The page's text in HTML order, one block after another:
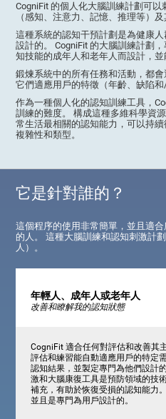
CogniFit 的個人化大腦訓練計劃可
（感知、注意力、記憶、推理等）及
這種系統的認知干預計劃是為健康
設計的。 CogniFit 的大腦訓練計劃
知技能的成年人和老年人而設計，
鍛煉系統中的所有任務和活動，都會
它們適應用戶的特徵（年齡、缺陷和
作為一種個人化的認知訓練工具，
訓練的難度。 構成這種多維科學資
常生活最相關的認知能力，可以持
複雜性和類型。
它是針對誰的？
這個程序的使用非常簡單，並且適
的人。 這種大腦訓練和認知刺激計
人）。
年輕人、成年人或老年人
改善和瞭解我的認知狀態
CogniFit 適合任何對評估和改善其
評估和練習能自動適應用戶的特定
認知結果，並製定專門為他們設計
激和大腦康復工具是預防領域的技
補充，有助於恢復受損的認知能力
並且是專門為用戶設計的。